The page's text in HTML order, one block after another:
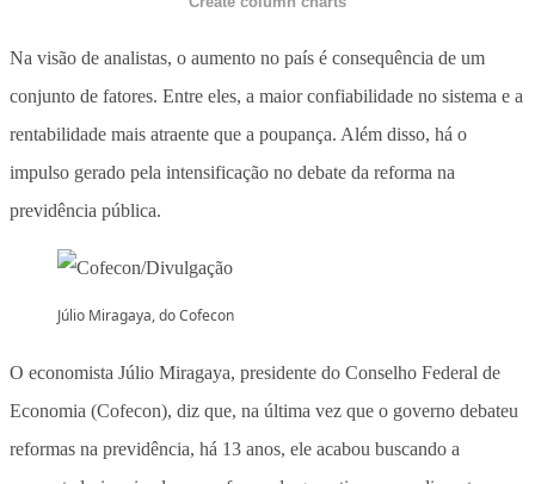
Na visão de analistas, o aumento no país é consequência de um
conjunto de fatores. Entre eles, a maior confiabilidade no sistema e a
rentabilidade mais atraente que a poupança. Além disso, há o
impulso gerado pela intensificação no debate da reforma na
previdência pública.
Júlio Miragaya, do Cofecon
O economista Júlio Miragaya, presidente do Conselho Federal de
Economia (Cofecon), diz que, na última vez que o governo debateu
reformas na previdência, há 13 anos, ele acabou buscando a